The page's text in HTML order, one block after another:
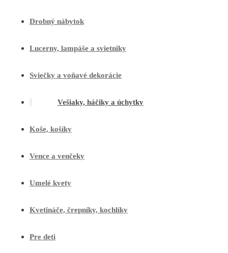
Drobný nábytok
Lucerny, lampáše a svietniky
Sviečky a voňavé dekorácie
Vešiaky, háčiky a úchytky
Koše, košíky
Vence a venčeky
Umelé kvety
Kvetináče, črepníky, kochlíky
Pre deti